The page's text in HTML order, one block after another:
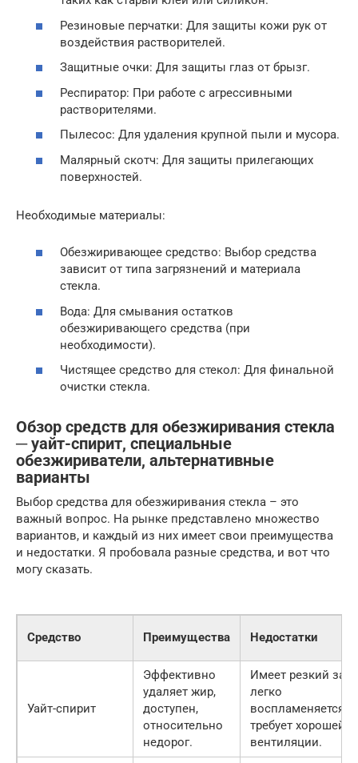
Резиновые перчатки: Для защиты кожи рук от
воздействия растворителей.
Защитные очки: Для защиты глаз от брызг.
Респиратор: При работе с агрессивными
растворителями.
Пылесос: Для удаления крупной пыли и мусора.
Малярный скотч: Для защиты прилегающих
поверхностей.
Необходимые материалы:
Обезжиривающее средство: Выбор средства
зависит от типа загрязнений и материала
стекла.
Вода: Для смывания остатков
обезжиривающего средства (при
необходимости).
Чистящее средство для стекол: Для финальной
очистки стекла.
Обзор средств для обезжиривания стекла
─ уайт-спирит, специальные
обезжириватели, альтернативные
варианты
Выбор средства для обезжиривания стекла – это
важный вопрос. На рынке представлено множество
вариантов, и каждый из них имеет свои преимущества
и недостатки. Я пробовала разные средства, и вот что
могу сказать.
Средство Преимущества Недостатки
Уайт-спирит
Эффективно
удаляет жир,
доступен,
относительно
недорог.
Имеет резкий
легко
воспламеняется,
требует хорошей
вентиляции.